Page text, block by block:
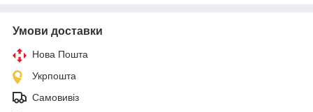
Умови доставки
Нова Пошта
Укрпошта
Самовивіз